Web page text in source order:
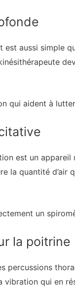
est aussi simple
qui aident à
est un
la quantité
un
la poitrine
percussions
vibration qui en